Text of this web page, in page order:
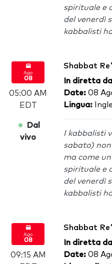
spirituale e
del venerdì
kabbalisti
Ago
08
05:00 AM
EDT
Dal
vivo
Shabbat
In diretta
Date: 08
Lingua:
I kabbalisti
sabato)
ma come
spirituale e
del venerdì
kabbalisti
Ago
08
09:15 AM
Shabbat
In diretta
Date: 08